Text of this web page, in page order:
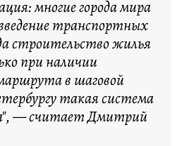
многие города мира
транспортных
строительство жилья
при наличии
в шаговой
такая система
— считает Дмитрий